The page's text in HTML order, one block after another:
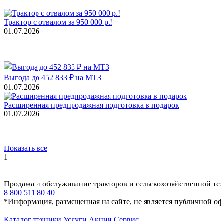
Трактор с отвалом за 950 000 р.!
01.07.2026
Выгода до 452 833 ₽ на МТЗ
01.07.2026
Расширенная предпродажная подготовка в подарок
01.07.2026
Показать все
1
Продажа и обслуживание тракторов и сельскохозяйственной
8 800 511 80 40
*Информация, размещенная на сайте, не является публичной
Каталог техники Услуги Акции Сервис